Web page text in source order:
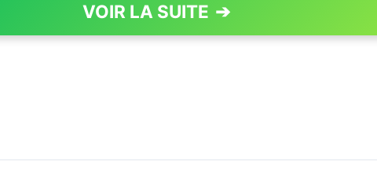
VOIR LA SUITE ➔
PAGE 1 OF 2